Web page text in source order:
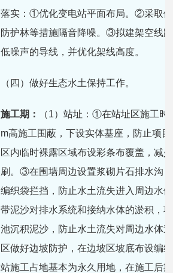
落实：①优化变电站平面布局。②采取
防护林等措施隔音降噪。③拟建架空线
低噪声的导线，并优化架线高度。
（四）做好生态水土保持工作。
施工期：
（1）站址：①在站址区施工
m高施工围蔽，下设实体基座，防止项
区内临时裸露区域布设彩条布覆盖，减
刷。③在围墙周边设置浆砌片石排水沟
编织袋拦挡，防止水土流失进入周边水
带泥沙对排水系统和接纳水体的淤积，
池沉积泥沙，防止水土流失对周边水体
区做好边坡防护，在边坡区坡底布设编
站施工占地基本为永久用地，在施工后